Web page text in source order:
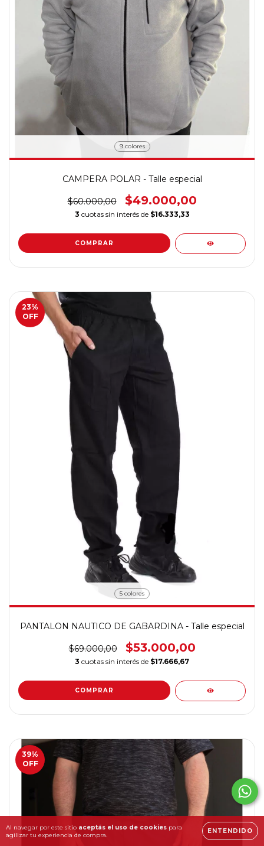
Al navegar por este sitio aceptás el uso de cookies para
agilizar tu experiencia de compra.
ENTENDIDO
9 colores
CAMPERA POLAR - Talle especial
$60.000,00 $49.000,00
3 cuotas sin interés de $16.333,33
COMPRAR
23%
OFF
5 colores
PANTALON NAUTICO DE GABARDINA - Talle especial
$69.000,00 $53.000,00
3 cuotas sin interés de $17.666,67
COMPRAR
39%
OFF